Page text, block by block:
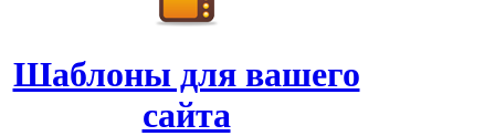
Шаблоны для вашего
сайта